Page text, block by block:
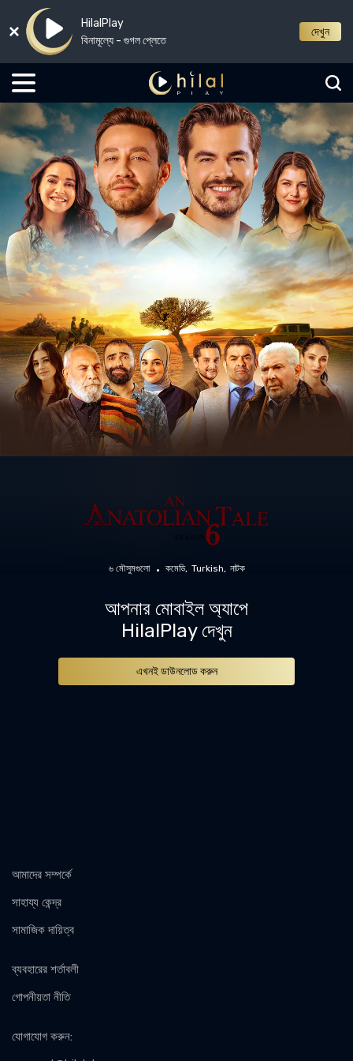
HilalPlay
বিনামূল্যে - গুগল প্লেতে
দেখুন
৬ মৌসুমগুলো কমেডি Turkish নাটক
আপনার মোবাইল অ্যাপে
HilalPlay দেখুন
এখনই ডাউনলোড করুন
আমাদের সম্পর্কে
সাহায্য কেন্দ্র
সামাজিক দায়িত্ব
ব্যবহারের শর্তাবলী
গোপনীয়তা নীতি
যোগাযোগ করুন: